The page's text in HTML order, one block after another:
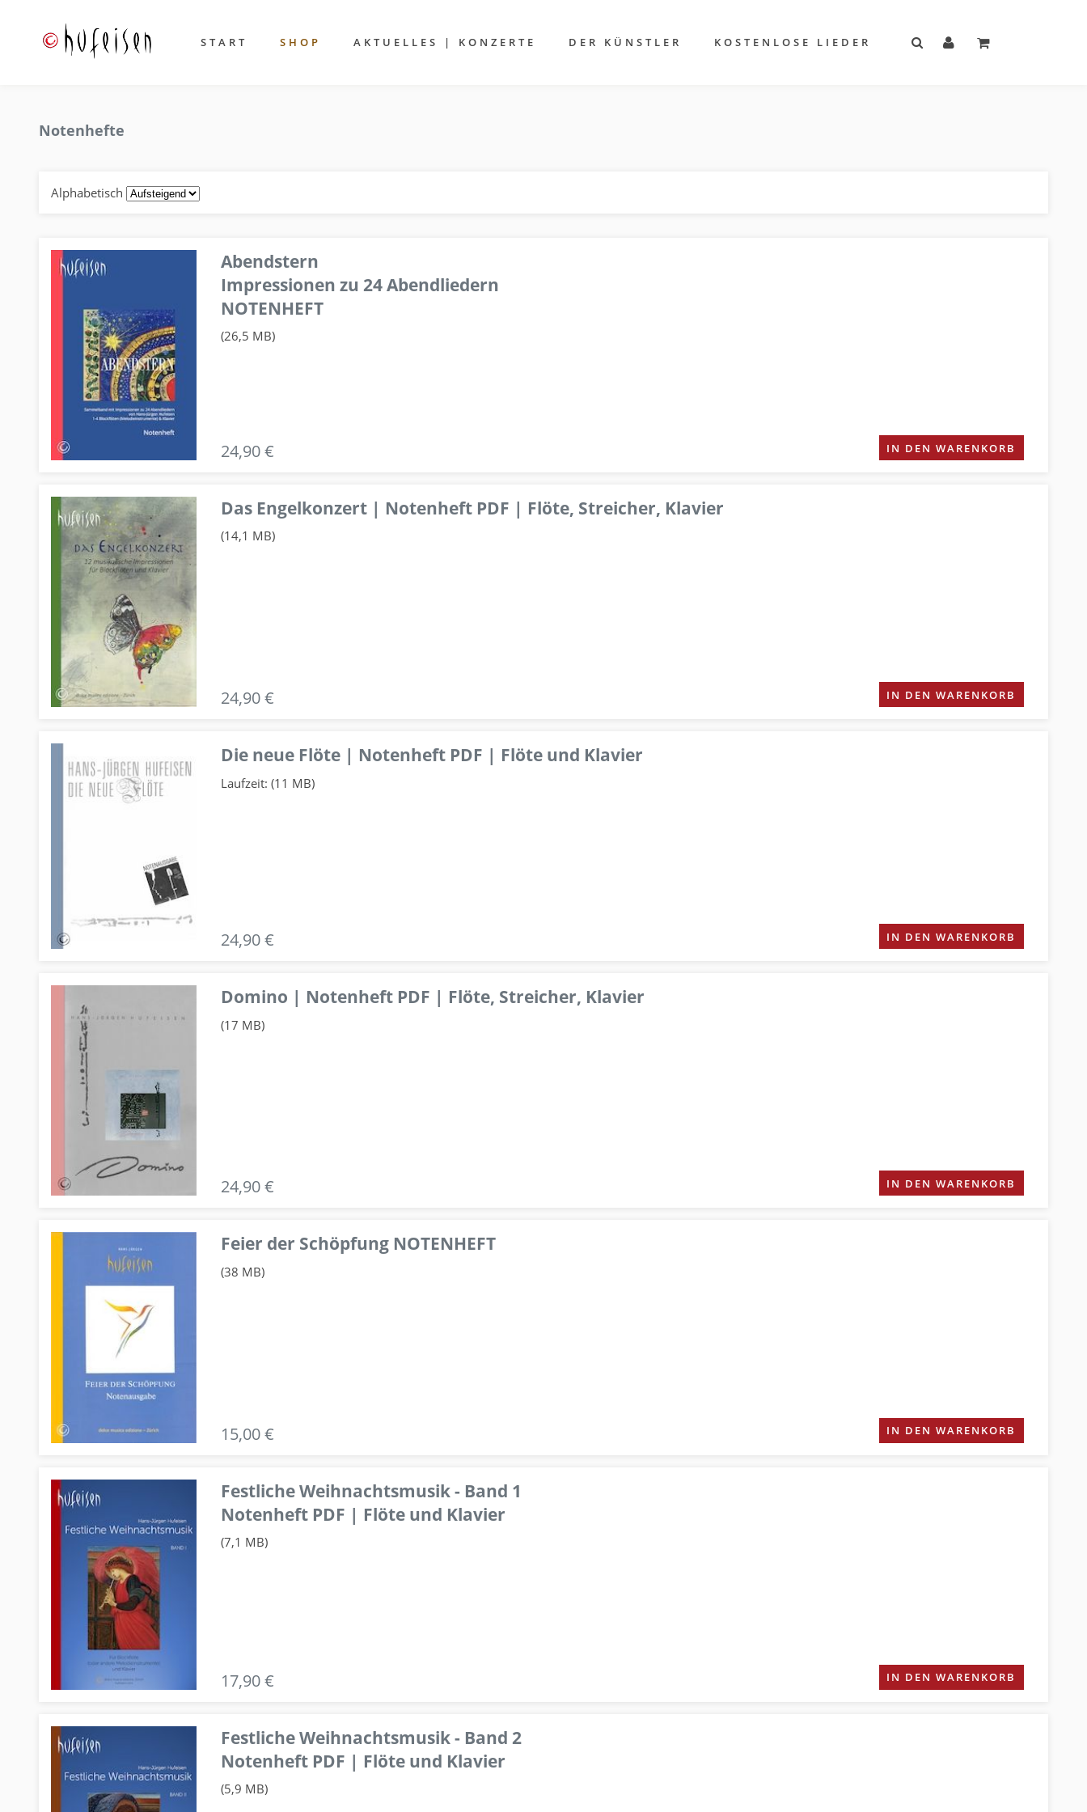
START SHOP AKTUELLES | KONZERTE DER KÜNSTLER KOSTENLOSE LIEDER
Notenhefte
Alphabetisch
Abendstern
Impressionen zu 24 Abendliedern
NOTENHEFT
(26,5 MB)
24,90 € IN DEN WARENKORB
Das Engelkonzert | Notenheft PDF | Flöte, Streicher, Klavier
(14,1 MB)
24,90 € IN DEN WARENKORB
Die neue Flöte | Notenheft PDF | Flöte und Klavier
Laufzeit: (11 MB)
24,90 € IN DEN WARENKORB
Domino | Notenheft PDF | Flöte, Streicher, Klavier
(17 MB)
24,90 € IN DEN WARENKORB
Feier der Schöpfung NOTENHEFT
(38 MB)
15,00 € IN DEN WARENKORB
Festliche Weihnachtsmusik - Band 1
Notenheft PDF | Flöte und Klavier
(7,1 MB)
17,90 € IN DEN WARENKORB
Festliche Weihnachtsmusik - Band 2
Notenheft PDF | Flöte und Klavier
(5,9 MB)